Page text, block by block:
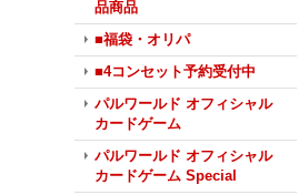
品商品
■福袋・オリパ
■4コンセット予約受付中
パルワールド オフィシャル
カードゲーム
パルワールド オフィシャル
カードゲーム Special